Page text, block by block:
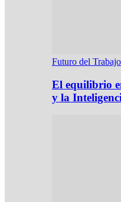
Futuro del Trabajo
El equilibrio
y la